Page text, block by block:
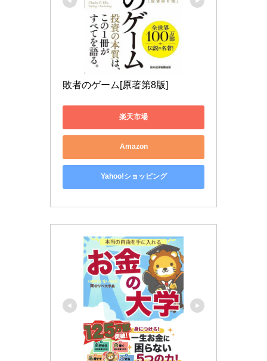
敗者のゲーム[原著第8版]
楽天市場
Amazon
Yahoo!ショッピング